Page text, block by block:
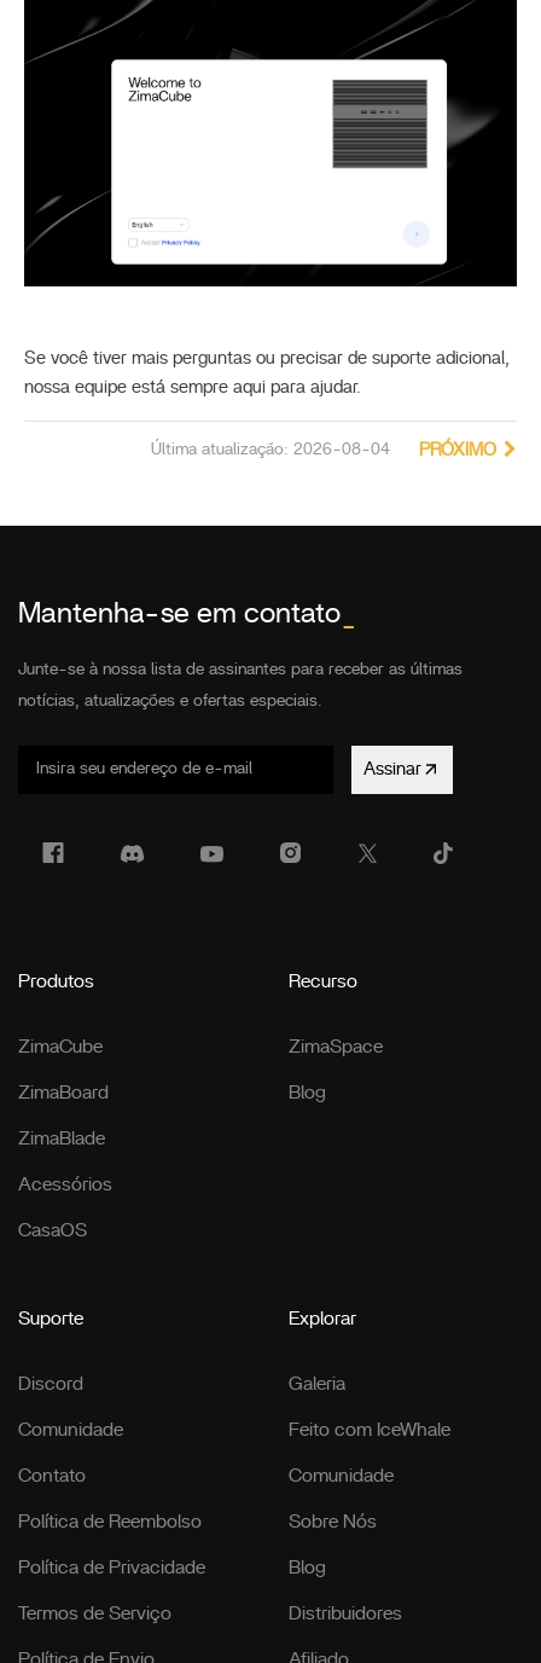
Se você tiver mais perguntas ou precisar de suporte adicional,
nossa equipe está sempre aqui para ajudar.
Última atualização: 2026-08-04 PRÓXIMO
Mantenha-se em contato
Junte-se à nossa lista de assinantes para receber as últimas
notícias, atualizações e ofertas especiais.
Assinar
Produtos
ZimaCube
ZimaBoard
ZimaBlade
Acessórios
CasaOS
Recurso
ZimaSpace
Blog
Suporte
Discord
Comunidade
Contato
Política de Reembolso
Política de Privacidade
Termos de Serviço
Explorar
Galeria
Feito com IceWhale
Comunidade
Sobre Nós
Blog
Distribuidores